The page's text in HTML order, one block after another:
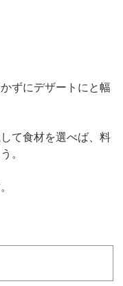
ずにデザートにと幅
て食材を選べば、料
。